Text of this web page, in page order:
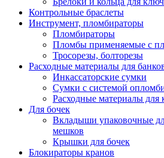
Контрольные браслеты
Инструмент, пломбираторы
Пломбираторы
Пломбы применяемые с
Тросорезы, болторезы
Расходные материалы для
Инкассаторские сумки
Сумки с системой
Расходные материалы для
Для бочек
Вкладыши упаковочные
мешков
Крышки для бочек
Блокираторы кранов